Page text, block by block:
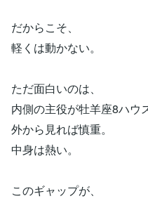
だからこそ、
軽くは動かない。
ただ面白いのは、
内側の主役が牡羊座8ハウ
外から見れば慎重。
中身は熱い。
このギャップが、